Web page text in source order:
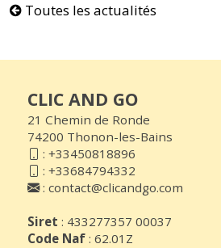
Toutes les actualités
CLIC AND GO
21 Chemin de Ronde
74200 Thonon-les-Bains
: +33450818896
: +33684794332
: contact@clicandgo.com
Siret : 433277357 00037
Code Naf : 62.01Z